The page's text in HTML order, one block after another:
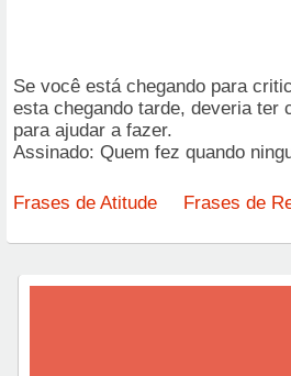
Se você está chegando para
esta chegando tarde, deveria ter
para ajudar a fazer.
Assinado: Quem fez quando
Frases de Atitude Frases de